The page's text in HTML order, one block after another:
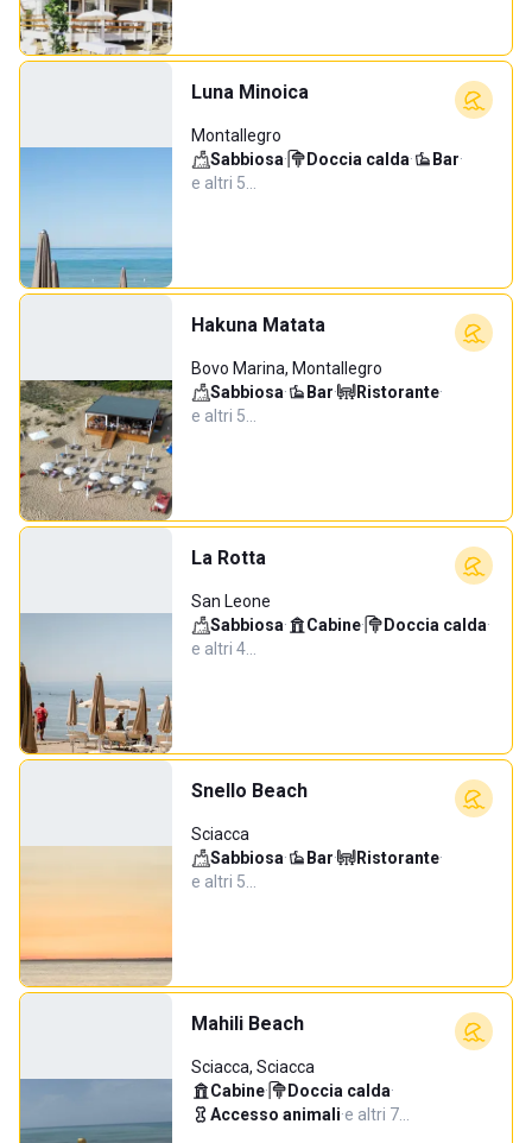
Luna Minoica
Montallegro
Sabbiosa· Doccia calda· Bar·
e altri 5…
Hakuna Matata
Bovo Marina, Montallegro
Sabbiosa· Bar· Ristorante·
e altri 5…
La Rotta
San Leone
Sabbiosa· Cabine· Doccia calda·
e altri 4…
Snello Beach
Sciacca
Sabbiosa· Bar· Ristorante·
e altri 5…
Mahili Beach
Sciacca, Sciacca
Cabine· Doccia calda·
Accesso animali·e altri 7…